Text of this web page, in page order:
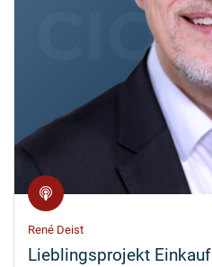
René Deist
Lieblingsprojekt Einkauf